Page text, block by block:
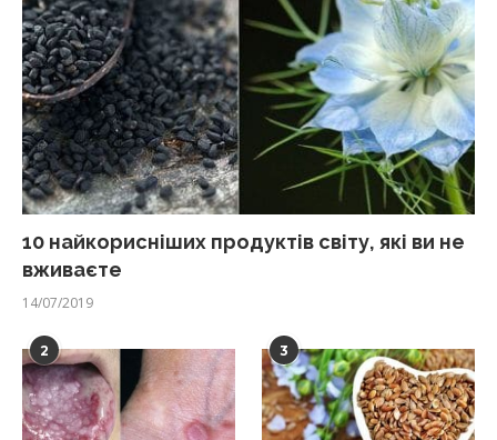
10 найкорисніших продуктів світу, які ви не
вживаєте
14/07/2019
2 3